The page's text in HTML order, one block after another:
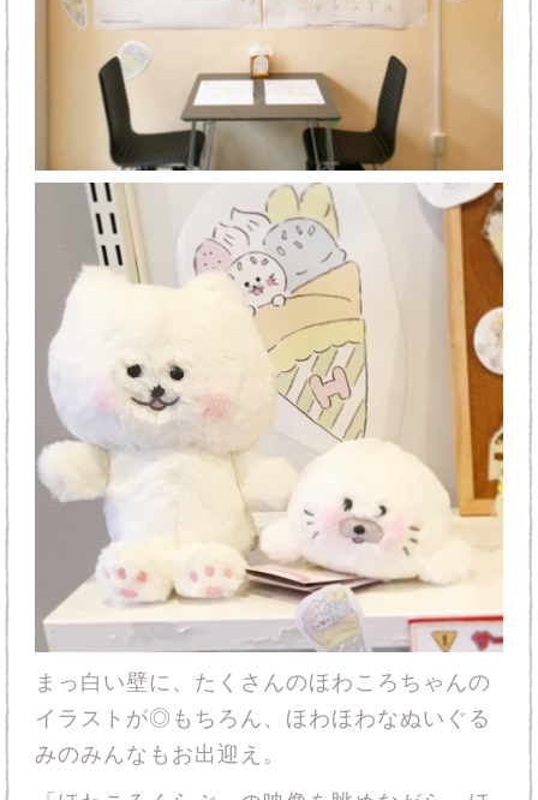
まっ白い壁に、たくさんのほわころちゃんの
イラストが◎もちろん、ほわほわなぬいぐる
みのみんなもお出迎え。